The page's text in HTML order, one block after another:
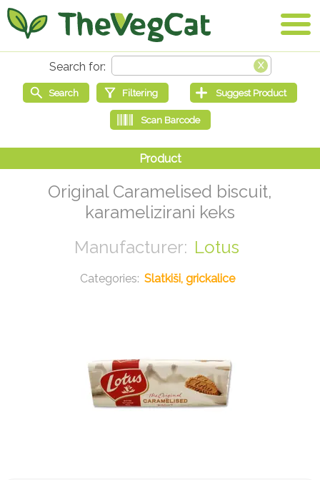
Original Caramelised biscuit,
karamelizirani keks
Lotus
Slatkiši, grickalice